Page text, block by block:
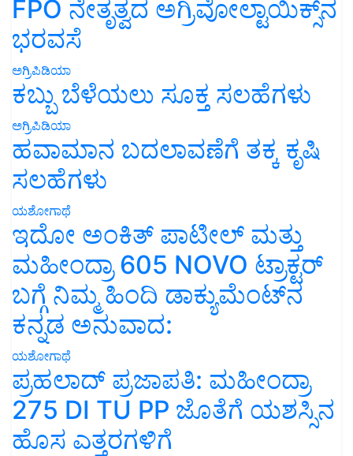
FPO ನೇತೃತ್ವದ ಅಗ್ರಿವೋಲ್ಟಾಯಿಕ್ಸ್‌ನ
ಭರವಸೆ
ಅಗ್ರಿಪಿಡಿಯಾ
ಕಬ್ಬು ಬೆಳೆಯಲು ಸೂಕ್ತ ಸಲಹೆಗಳು
ಅಗ್ರಿಪಿಡಿಯಾ
ಹವಾಮಾನ ಬದಲಾವಣೆಗೆ ತಕ್ಕ ಕೃಷಿ
ಸಲಹೆಗಳು
ಯಶೋಗಾಥೆ
ಇದೋ ಅಂಕಿತ್ ಪಾಟೀಲ್ ಮತ್ತು
ಮಹೀಂದ್ರಾ 605 NOVO ಟ್ರಾಕ್ಟರ್
ಬಗ್ಗೆ ನಿಮ್ಮ ಹಿಂದಿ ಡಾಕ್ಯುಮೆಂಟ್‌ನ
ಕನ್ನಡ ಅನುವಾದ:
ಯಶೋಗಾಥೆ
ಪ್ರಹಲಾದ್ ಪ್ರಜಾಪತಿ: ಮಹೀಂದ್ರಾ
275 DI TU PP ಜೊತೆಗೆ ಯಶಸ್ಸಿನ
ಹೊಸ ಎತ್ತರಗಳಿಗೆ